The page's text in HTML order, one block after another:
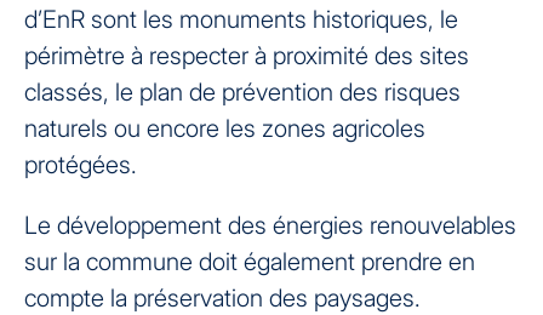
d’EnR sont les monuments historiques, le
périmètre à respecter à proximité des sites
classés, le plan de prévention des risques
naturels ou encore les zones agricoles
protégées.
Le développement des énergies renouvelables
sur la commune doit également prendre en
compte la préservation des paysages.